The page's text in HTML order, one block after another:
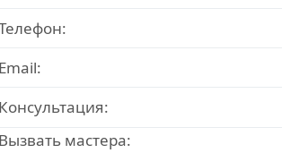
Email:
Консультация:
Вызвать мастера: